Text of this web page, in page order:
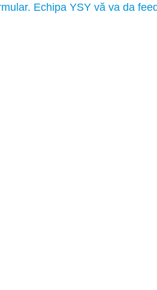
Echipa YSY vă va da